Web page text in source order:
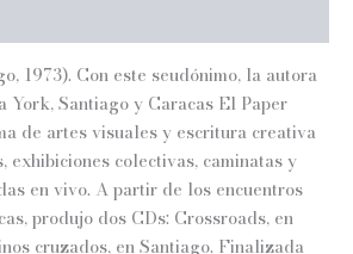
1973). Con este seudónimo, la autora
York, Santiago y Caracas El Paper
de artes visuales y escritura creativa
exhibiciones colectivas, caminatas y
en vivo. A partir de los encuentros
produjo dos CDs: Crossroads, en
cruzados, en Santiago. Finalizada